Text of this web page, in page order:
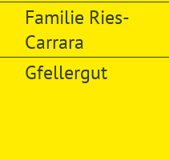
Familie Ries-
Carrara
Gfellergut